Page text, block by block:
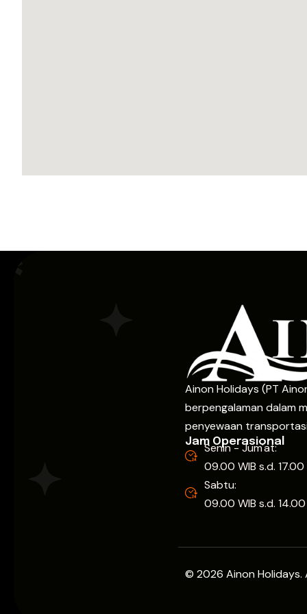
Ainon Holidays (PT
berpengalaman dalam
penyewaan
Jam Operasional
Senin - Jum'at:
09.00 WIB s.d. 17.00
Sabtu:
09.00 WIB s.d. 14.00
© 2026 Ainon Holidays.